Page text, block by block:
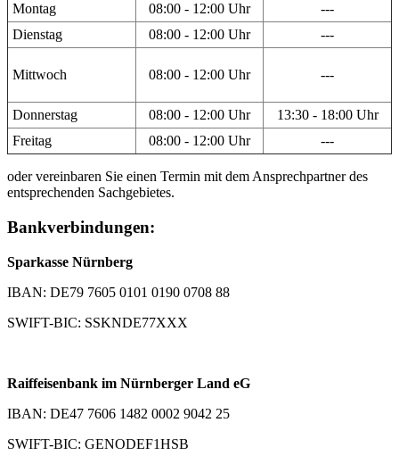
Montag 08:00 - 12:00 Uhr
---
Dienstag
08:00 - 12:00 Uhr ---
Mittwoch 08:00 - 12:00 Uhr ---
Donnerstag 08:00 - 12:00 Uhr
13:30 - 18:00 Uhr
Freitag
08:00 - 12:00 Uhr ---
oder vereinbaren Sie einen Termin mit dem Ansprechpartner des
entsprechenden Sachgebietes.
Bankverbindungen:
Sparkasse Nürnberg
IBAN: DE79 7605 0101 0190 0708 88
SWIFT-BIC: SSKNDE77XXX
Raiffeisenbank im Nürnberger Land eG
IBAN: DE47 7606 1482 0002 9042 25
SWIFT-BIC: GENODEF1HSB